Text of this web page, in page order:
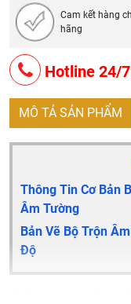
Cam kết hàng
hãng
Hotline 24/
MÔ TẢ SẢN PHẨM
Thông Tin Cơ Bản
Âm Tường
Bản Vẽ Bộ Trộn
Độ